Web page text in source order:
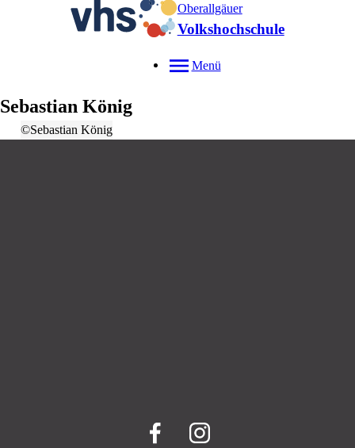
Oberallgäuer
Volkshochschule
Menü
Sebastian König
©Sebastian König